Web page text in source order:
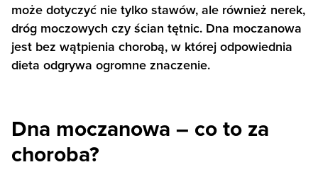
może dotyczyć nie tylko stawów, ale również nerek,
dróg moczowych czy ścian tętnic. Dna moczanowa
jest bez wątpienia chorobą, w której odpowiednia
dieta odgrywa ogromne znaczenie.
Dna moczanowa – co to za
choroba?